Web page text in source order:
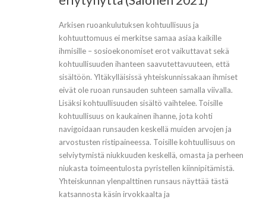
Arkisen ruoankulutuksen kohtuullisuus ja
kohtuuttomuus ei merkitse samaa asiaa kaikille
ihmisille – sosioekonomiset erot vaikuttavat sekä
kohtuullisuuden ihanteen saavutettavuuteen, että
sisältöön. Yltäkylläisissä yhteiskunnissakaan ihmiset
eivät ole ruoan runsauden suhteen samalla viivalla.
Lisäksi kohtuullisuuden sisältö vaihtelee. Toisille
kohtuullisuus on kaukainen ihanne, jota kohti
navigoidaan runsauden keskellä muiden arvojen ja
arvostusten ristipaineessa. Toisille kohtuullisuus on
selviytymistä niukkuuden keskellä, omasta ja perheen
niukasta toimeentulosta pyristellen kiinnipitämistä.
Yhteiskunnan ylenpalttinen runsaus näyttää tästä
katsannosta käsin irvokkaalta ja